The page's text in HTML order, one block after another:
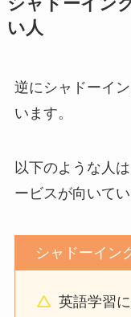
シャドーイン
い人
逆にシャドーイ
います。
以下のような人
ービスが向いて
シャドーイン
英語学習